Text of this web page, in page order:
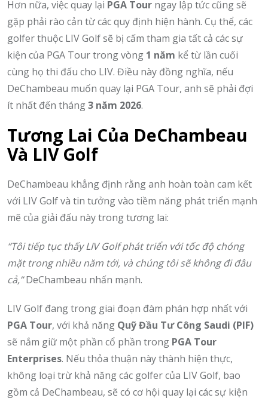
Hơn nữa, việc quay lại PGA Tour ngay lập tức cũng sẽ
gặp phải rào cản từ các quy định hiện hành. Cụ thể, các
golfer thuộc LIV Golf sẽ bị cấm tham gia tất cả các sự
kiện của PGA Tour trong vòng 1 năm kể từ lần cuối
cùng họ thi đấu cho LIV. Điều này đồng nghĩa, nếu
DeChambeau muốn quay lại PGA Tour, anh sẽ phải đợi
ít nhất đến tháng3 năm 2026.
Tương Lai Của DeChambeau
Và LIV Golf
DeChambeau khẳng định rằng anh hoàn toàn cam kết
với LIV Golf và tin tưởng vào tiềm năng phát triển mạnh
mẽ của giải đấu này trong tương lai:
“Tôi tiếp tục thấy LIV Golf phát triển với tốc độ chóng
mặt trong nhiều năm tới, và chúng tôi sẽ không đi đâu
cả,”DeChambeau nhấn mạnh.
LIV Golf đang trong giai đoạn đàm phán hợp nhất với
PGA Tour, với khả năng Quỹ Đầu Tư Công Saudi (PIF)
sẽ nắm giữ một phần cổ phần trong PGA Tour
Enterprises. Nếu thỏa thuận này thành hiện thực,
không loại trừ khả năng các golfer của LIV Golf, bao
gồm cả DeChambeau, sẽ có cơ hội quay lại các sự kiện